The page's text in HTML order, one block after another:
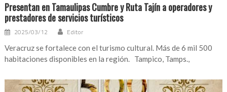
Presentan en Tamaulipas Cumbre y Ruta Tajín a operadores y
prestadores de servicios turísticos
2025/03/12 Editor
Veracruz se fortalece con el turismo cultural. Más de 6 mil 500
habitaciones disponibles en la región. Tampico, Tamps.,